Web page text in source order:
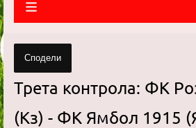
Сподели
Трета контрола: ФК
(Кз) - ФК Ямбол 1915